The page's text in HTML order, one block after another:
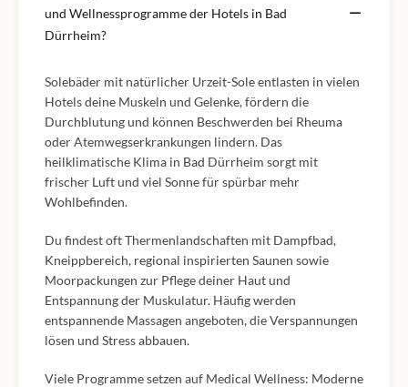
und Wellnessprogramme der Hotels in Bad
Dürrheim?
Solebäder mit natürlicher Urzeit-Sole entlasten in vielen
Hotels deine Muskeln und Gelenke, fördern die
Durchblutung und können Beschwerden bei Rheuma
oder Atemwegserkrankungen lindern. Das
heilklimatische Klima in Bad Dürrheim sorgt mit
frischer Luft und viel Sonne für spürbar mehr
Wohlbefinden.
Du findest oft Thermenlandschaften mit Dampfbad,
Kneippbereich, regional inspirierten Saunen sowie
Moorpackungen zur Pflege deiner Haut und
Entspannung der Muskulatur. Häufig werden
entspannende Massagen angeboten, die Verspannungen
lösen und Stress abbauen.
Viele Programme setzen auf Medical Wellness: Moderne